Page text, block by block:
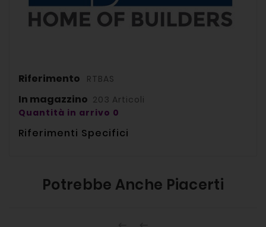
Riferimento RTBAS
In magazzino 203 Articoli
Quantità in arrivo 0
Riferimenti Specifici
Potrebbe Anche Piacerti